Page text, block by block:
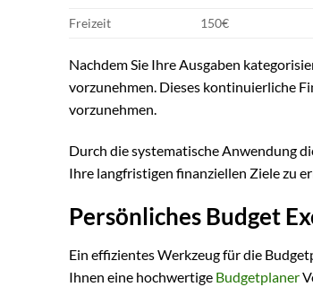
Freizeit
150€
Nachdem Sie Ihre Ausgaben
vorzunehmen. Dieses kontinuierliche
vorzunehmen.
Durch die systematische Anwendung
Ihre langfristigen finanziellen Ziele zu
Persönliches Budget
Ein effizientes Werkzeug für die
Ihnen eine hochwertige Budgetplaner